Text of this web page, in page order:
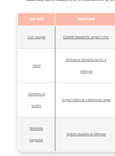
MATIÈRE AVANTAGE
Cuir souple Confort durabilité aspect chic
Verni
Brillance formelle facile à
nettoyer
Dentelle et
textile
Aspect délicat cérémonie léger
Matières
veganes
Option durable et éthique